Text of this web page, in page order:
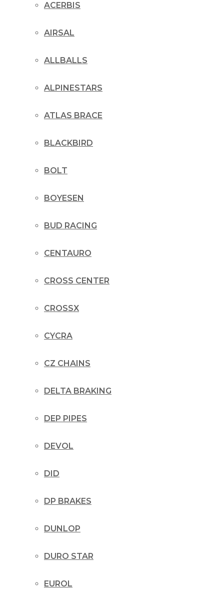
ACERBIS
AIRSAL
ALLBALLS
ALPINESTARS
ATLAS BRACE
BLACKBIRD
BOLT
BOYESEN
BUD RACING
CENTAURO
CROSS CENTER
CROSSX
CYCRA
CZ CHAINS
DELTA BRAKING
DEP PIPES
DEVOL
DID
DP BRAKES
DUNLOP
DURO STAR
EUROL